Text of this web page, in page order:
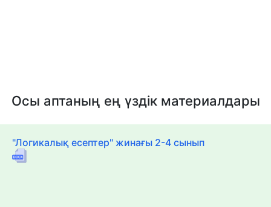
Осы аптаның ең үздік материалдары
"Логикалық есептер" жинағы 2-4 сынып